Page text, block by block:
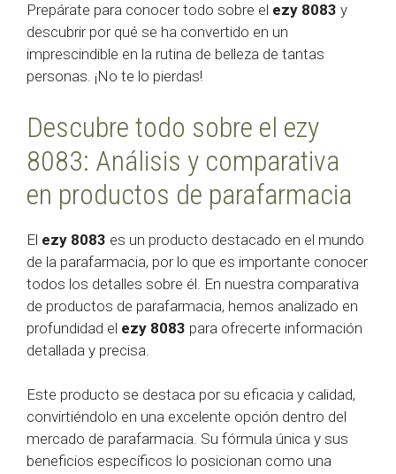
Prepárate para conocer todo sobre el ezy 8083 y
descubrir por qué se ha convertido en un
imprescindible en la rutina de belleza de tantas
personas. ¡No te lo pierdas!
Descubre todo sobre el ezy
8083: Análisis y comparativa
en productos de parafarmacia
El ezy 8083 es un producto destacado en el mundo
de la parafarmacia, por lo que es importante conocer
todos los detalles sobre él. En nuestra comparativa
de productos de parafarmacia, hemos analizado en
profundidad el ezy 8083 para ofrecerte información
detallada y precisa.
Este producto se destaca por su eficacia y calidad,
convirtiéndolo en una excelente opción dentro del
mercado de parafarmacia. Su fórmula única y sus
beneficios específicos lo posicionan como una